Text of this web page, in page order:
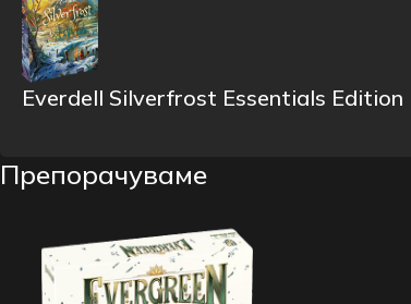
Everdell Silverfrost Essentials Edition
Препорачуваме